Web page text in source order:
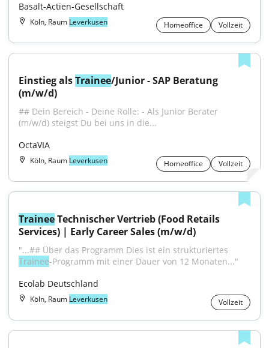
Basalt-Actien-Gesellschaft
Köln, Raum Leverkusen Homeoffice Vollzeit
Einstieg als Trainee/Junior - SAP Beratung
(m/w/d)
## Dein Bereich - Deine Rolle: - Als Junior Berater
(m/w/d) steigst Du bei uns in die...
OctaVIA
Köln, Raum Leverkusen Homeoffice Vollzeit
Trainee Technischer Vertrieb (Food Retails
Services) | Early Career Sales (m/w/d)
Trainee-Programm mit einer Dauer von 12 Monaten..."
Ecolab Deutschland
Köln, Raum Leverkusen Vollzeit